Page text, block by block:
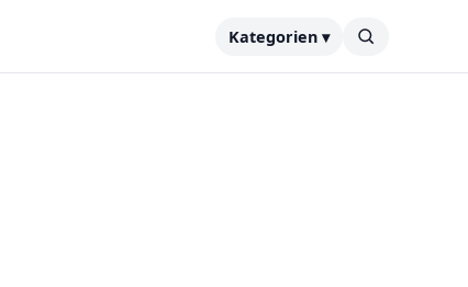
Kategorien ▾